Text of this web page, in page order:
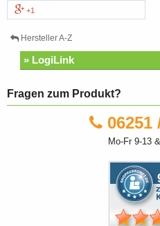
+1
Hersteller A-Z
» LogiLink
Fragen zum Produkt?
06251
Mo-Fr 9-13